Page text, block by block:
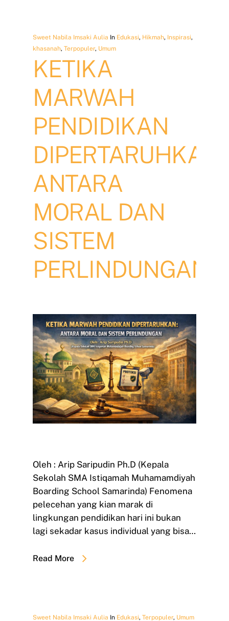
Sweet Nabila Imsaki Aulia In Edukasi, Hikmah, Inspirasi,
khasanah, Terpopuler, Umum
KETIKA
MARWAH
PENDIDIKAN
DIPERTARUHKAN:
ANTARA
MORAL DAN
SISTEM
PERLINDUNGAN
Oleh : Arip Saripudin Ph.D (Kepala
Sekolah SMA Istiqamah Muhamamdiyah
Boarding School Samarinda) Fenomena
pelecehan yang kian marak di
lingkungan pendidikan hari ini bukan
lagi sekadar kasus individual yang bisa…
Read More
Sweet Nabila Imsaki Aulia In Edukasi, Terpopuler, Umum